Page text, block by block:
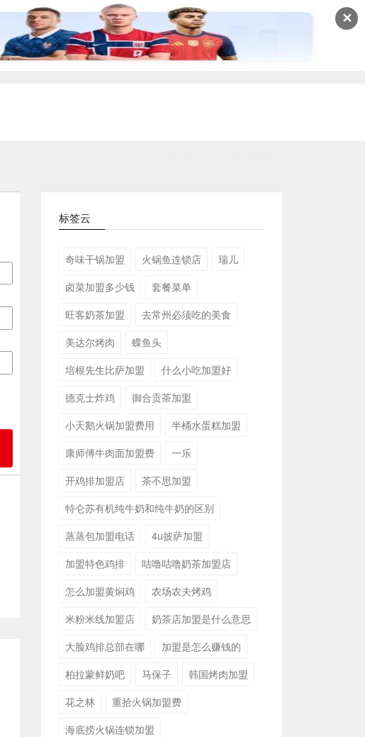
✕
标签云
奇味干锅加盟 火锅鱼连锁店
瑞儿
卤菜加盟多少钱
套餐菜单
旺客奶茶加盟
去常州必须吃的美食
美达尔烤肉
蝶鱼头
培根先生比萨加盟
什么小吃加盟好
德克士炸鸡
御合贡茶加盟
小天鹅火锅加盟费用
半桶水蛋糕加盟
康师傅牛肉面加盟费
一乐
开鸡排加盟店
茶不思加盟
特仑苏有机纯牛奶和纯牛奶的区别
蒸蒸包加盟电话
4u披萨加盟
加盟特色鸡排
咕噜咕噜奶茶加盟店
怎么加盟黄焖鸡
农场农夫烤鸡
米粉米线加盟店
奶茶店加盟是什么意思
大脸鸡排总部在哪
加盟是怎么赚钱的
柏拉蒙鲜奶吧
马保子
韩国烤肉加盟
花之林
重拾火锅加盟费
海底捞火锅连锁加盟